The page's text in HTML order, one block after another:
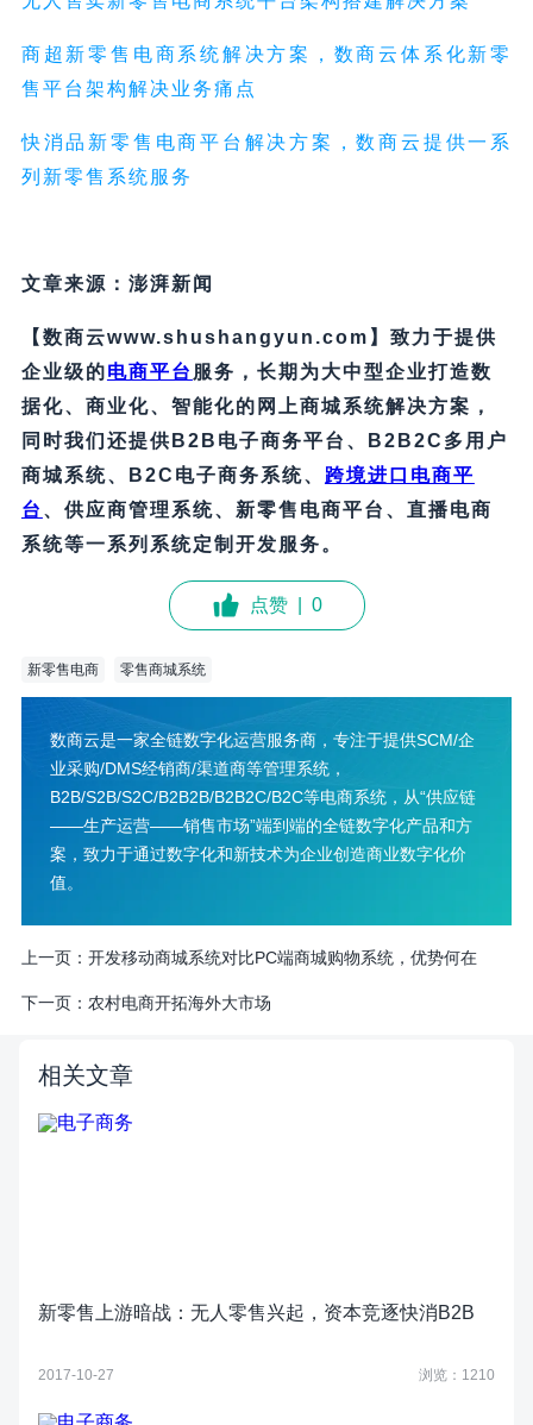
商超新零售电商系统解决方案，数商云体系化新零
售平台架构解决业务痛点
快消品新零售电商平台解决方案，数商云提供一系
列新零售系统服务
文章来源：澎湃新闻
【数商云www.shushangyun.com】致力于提供
企业级的电商平台 服务，长期为大中型企业打造数
据化、商业化、智能化的网上商城系统解决方案，
同时我们还提供B2B电子商务平台、B2B2C多用户
商城系统、B2C电子商务系统、 跨境进口电商平
台 、供应商管理系统、新零售电商平台、直播电商
系统等一系列系统定制开发服务。
点赞 0
新零售电商 零售商城系统
数商云是一家全链数字化运营服务商，专注于提供SCM/企
业采购/DMS经销商/渠道商等管理系统，
B2B/S2B/S2C/B2B2B/B2B2C/B2C等电商系统，从“供应链
——生产运营——销售市场”端到端的全链数字化产品和方
案，致力于通过数字化和新技术为企业创造商业数字化价
值。
上一页： 开发移动商城系统对比PC端商城购物系统，优势何在
下一页： 农村电商开拓海外大市场
相关文章
新零售上游暗战：无人零售兴起，资本竞逐快消B2B
2017-10-27 浏览：1210